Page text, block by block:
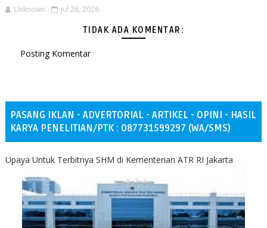
Unknown Jul 26, 2026
TIDAK ADA KOMENTAR:
Posting Komentar
PASANG IKLAN - ADVERTORIAL - ARTIKEL - OPINI - HASIL
KARYA PENELITIAN/PTK : 087731599297 (WA/SMS)
Upaya Untuk Terbitnya SHM di Kementerian ATR RI Jakarta